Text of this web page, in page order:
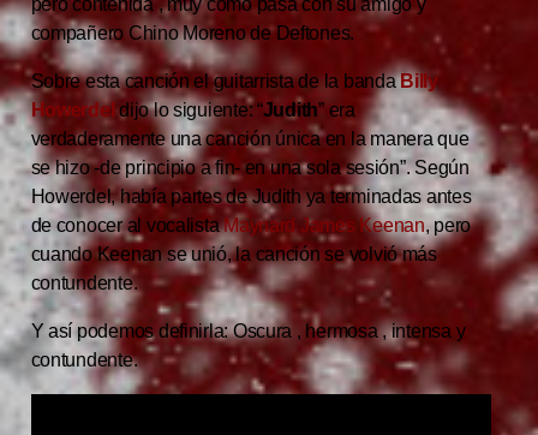
pero contenida , muy como pasa con su amigo y
compañero Chino Moreno de Deftones.
Sobre esta canción el guitarrista de la bandaBilly
Howerdel dijo lo siguiente: “Judith” era
verdaderamente una canción única en la manera que
se hizo -de principio a fin- en una sola sesión”. Según
Howerdel, había partes de Judith ya terminadas antes
de conocer al vocalistaMaynard James Keenan, pero
cuando Keenan se unió, la canción se volvió más
contundente.
Y así podemos definirla: Oscura , hermosa , intensa y
contundente.